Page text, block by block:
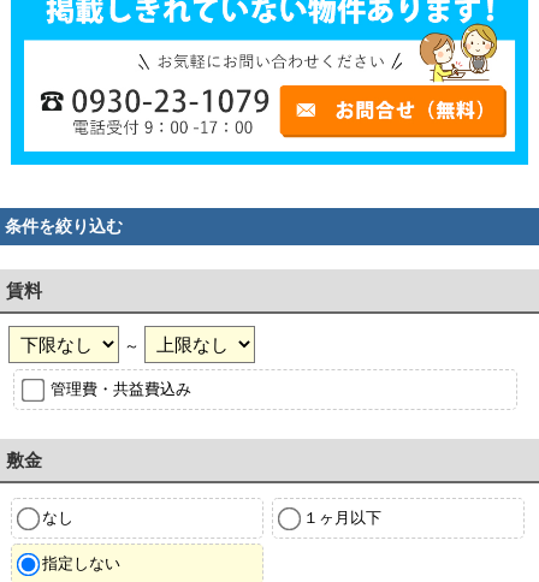
条件を絞り込む
賃料
～
管理費・共益費込み
敷金
なし １ヶ月以下
指定しない